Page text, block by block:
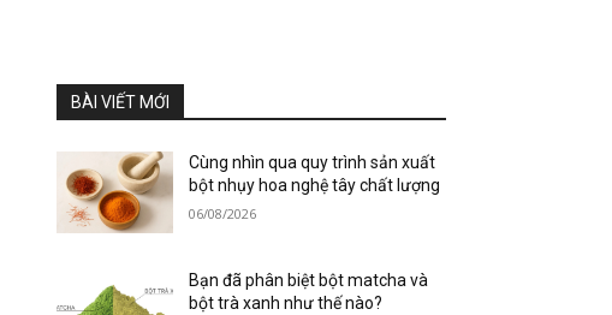
BÀI VIẾT MỚI
Cùng nhìn qua quy trình sản xuất
bột nhụy hoa nghệ tây chất lượng
06/08/2026
Bạn đã phân biệt bột matcha và
bột trà xanh như thế nào?